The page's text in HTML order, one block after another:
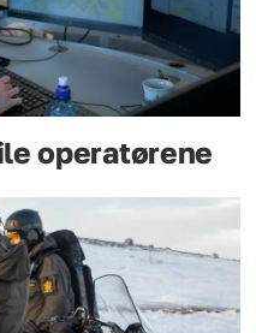
operatørene